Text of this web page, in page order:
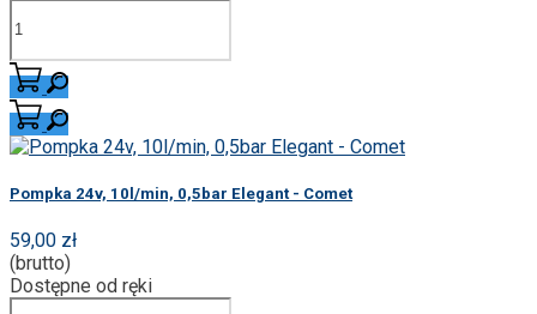
Pompka 24v, 10l/min, 0,5bar Elegant - Comet
59,00 zł
(brutto)
Dostępne od ręki